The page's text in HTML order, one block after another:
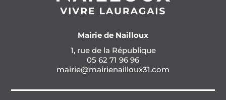
Mairie de Nailloux
1, rue de la République
05 62 71 96 96
mairie@mairienailloux31.com